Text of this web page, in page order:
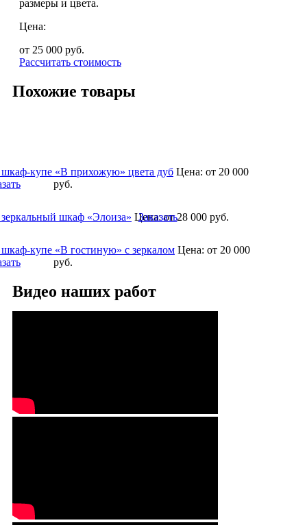
размеры и цвета.
Цена:
от 25 000 руб.
Рассчитать стоимость
Похожие товары
шкаф-купе «В прихожую» цвета дуб Цена: от 20 000
руб.
шкаф «Элоиза» Цена:от 28 000 руб.
Заказать
купе «В гостиную» с зеркалом Цена: от 20 000
руб.
Видео наших работ